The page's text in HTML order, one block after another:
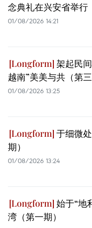
念典礼在兴安省举行
01/08/2026 14:21
架起民
越南”美美与共（第三
01/08/2026 13:25
于细微
期）
01/08/2026 13:24
始于“地
湾（第一期）